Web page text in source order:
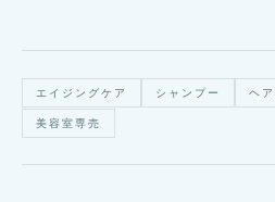
エイジングケア シャンプー ヘ
美容室専売